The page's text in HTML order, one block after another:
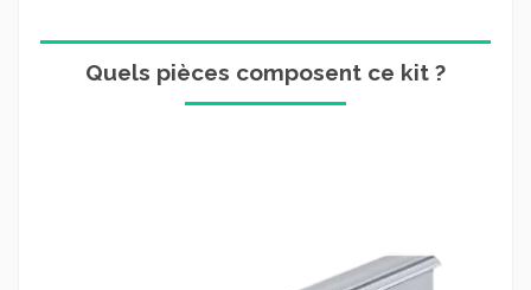
Quels pièces composent ce kit ?